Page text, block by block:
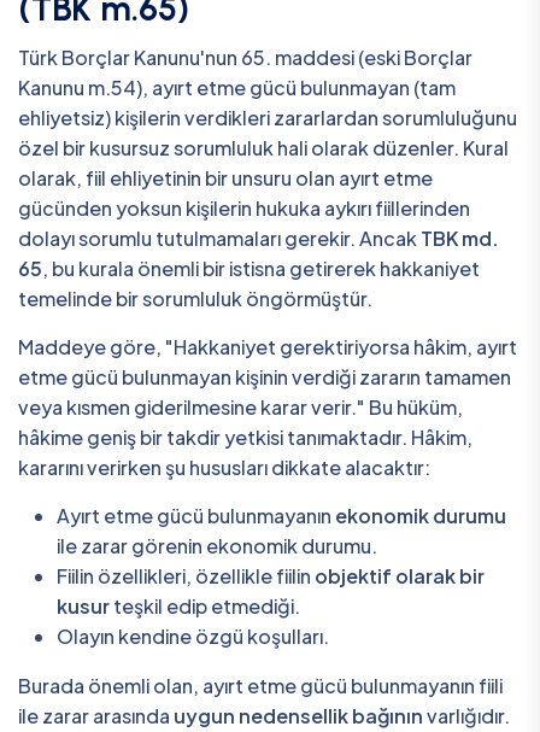
(TBK m.65)
Türk Borçlar Kanunu'nun 65. maddesi (eski Borçlar
Kanunu m.54), ayırt etme gücü bulunmayan (tam
ehliyetsiz) kişilerin verdikleri zararlardan sorumluluğunu
özel bir kusursuz sorumluluk hali olarak düzenler. Kural
olarak, fiil ehliyetinin bir unsuru olan ayırt etme
gücünden yoksun kişilerin hukuka aykırı fiillerinden
dolayı sorumlu tutulmamaları gerekir. Ancak TBK md.
65, bu kurala önemli bir istisna getirerek hakkaniyet
temelinde bir sorumluluk öngörmüştür.
Maddeye göre, "Hakkaniyet gerektiriyorsa hâkim, ayırt
etme gücü bulunmayan kişinin verdiği zararın tamamen
veya kısmen giderilmesine karar verir." Bu hüküm,
hâkime geniş bir takdir yetkisi tanımaktadır. Hâkim,
kararını verirken şu hususları dikkate alacaktır:
Ayırt etme gücü bulunmayanın ekonomik durumu
ile zarar görenin ekonomik durumu.
Fiilin özellikleri, özellikle fiilin objektif olarak bir
kusurteşkil edip etmediği.
Olayın kendine özgü koşulları.
Burada önemli olan, ayırt etme gücü bulunmayanın fiili
ile zarar arasında uygun nedensellik bağınınvarlığıdır.